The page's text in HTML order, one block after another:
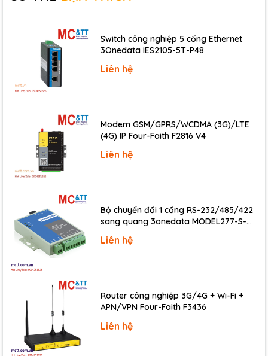
Switch công nghiệp 5 cổng Ethernet
3Onedata IES2105-5T-P48
Liên hệ
Modem GSM/GPRS/WCDMA (3G)/LTE
(4G) IP Four-Faith F2816 V4
Liên hệ
Bộ chuyển đổi 1 cổng RS-232/485/422
sang quang 3onedata MODEL277-S-
20KM)
Liên hệ
Router công nghiệp 3G/4G + Wi-Fi +
APN/VPN Four-Faith F3436
Liên hệ